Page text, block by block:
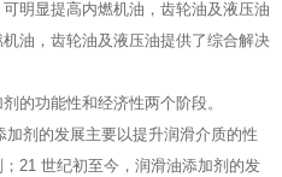
明显提高内燃机油，齿轮油及液压油
油，齿轮油及液压油提供了综合解决
的功能性和经济性两个阶段。
剂的发展主要以提升润滑介质的性
21 世纪初至今，润滑油添加剂的发